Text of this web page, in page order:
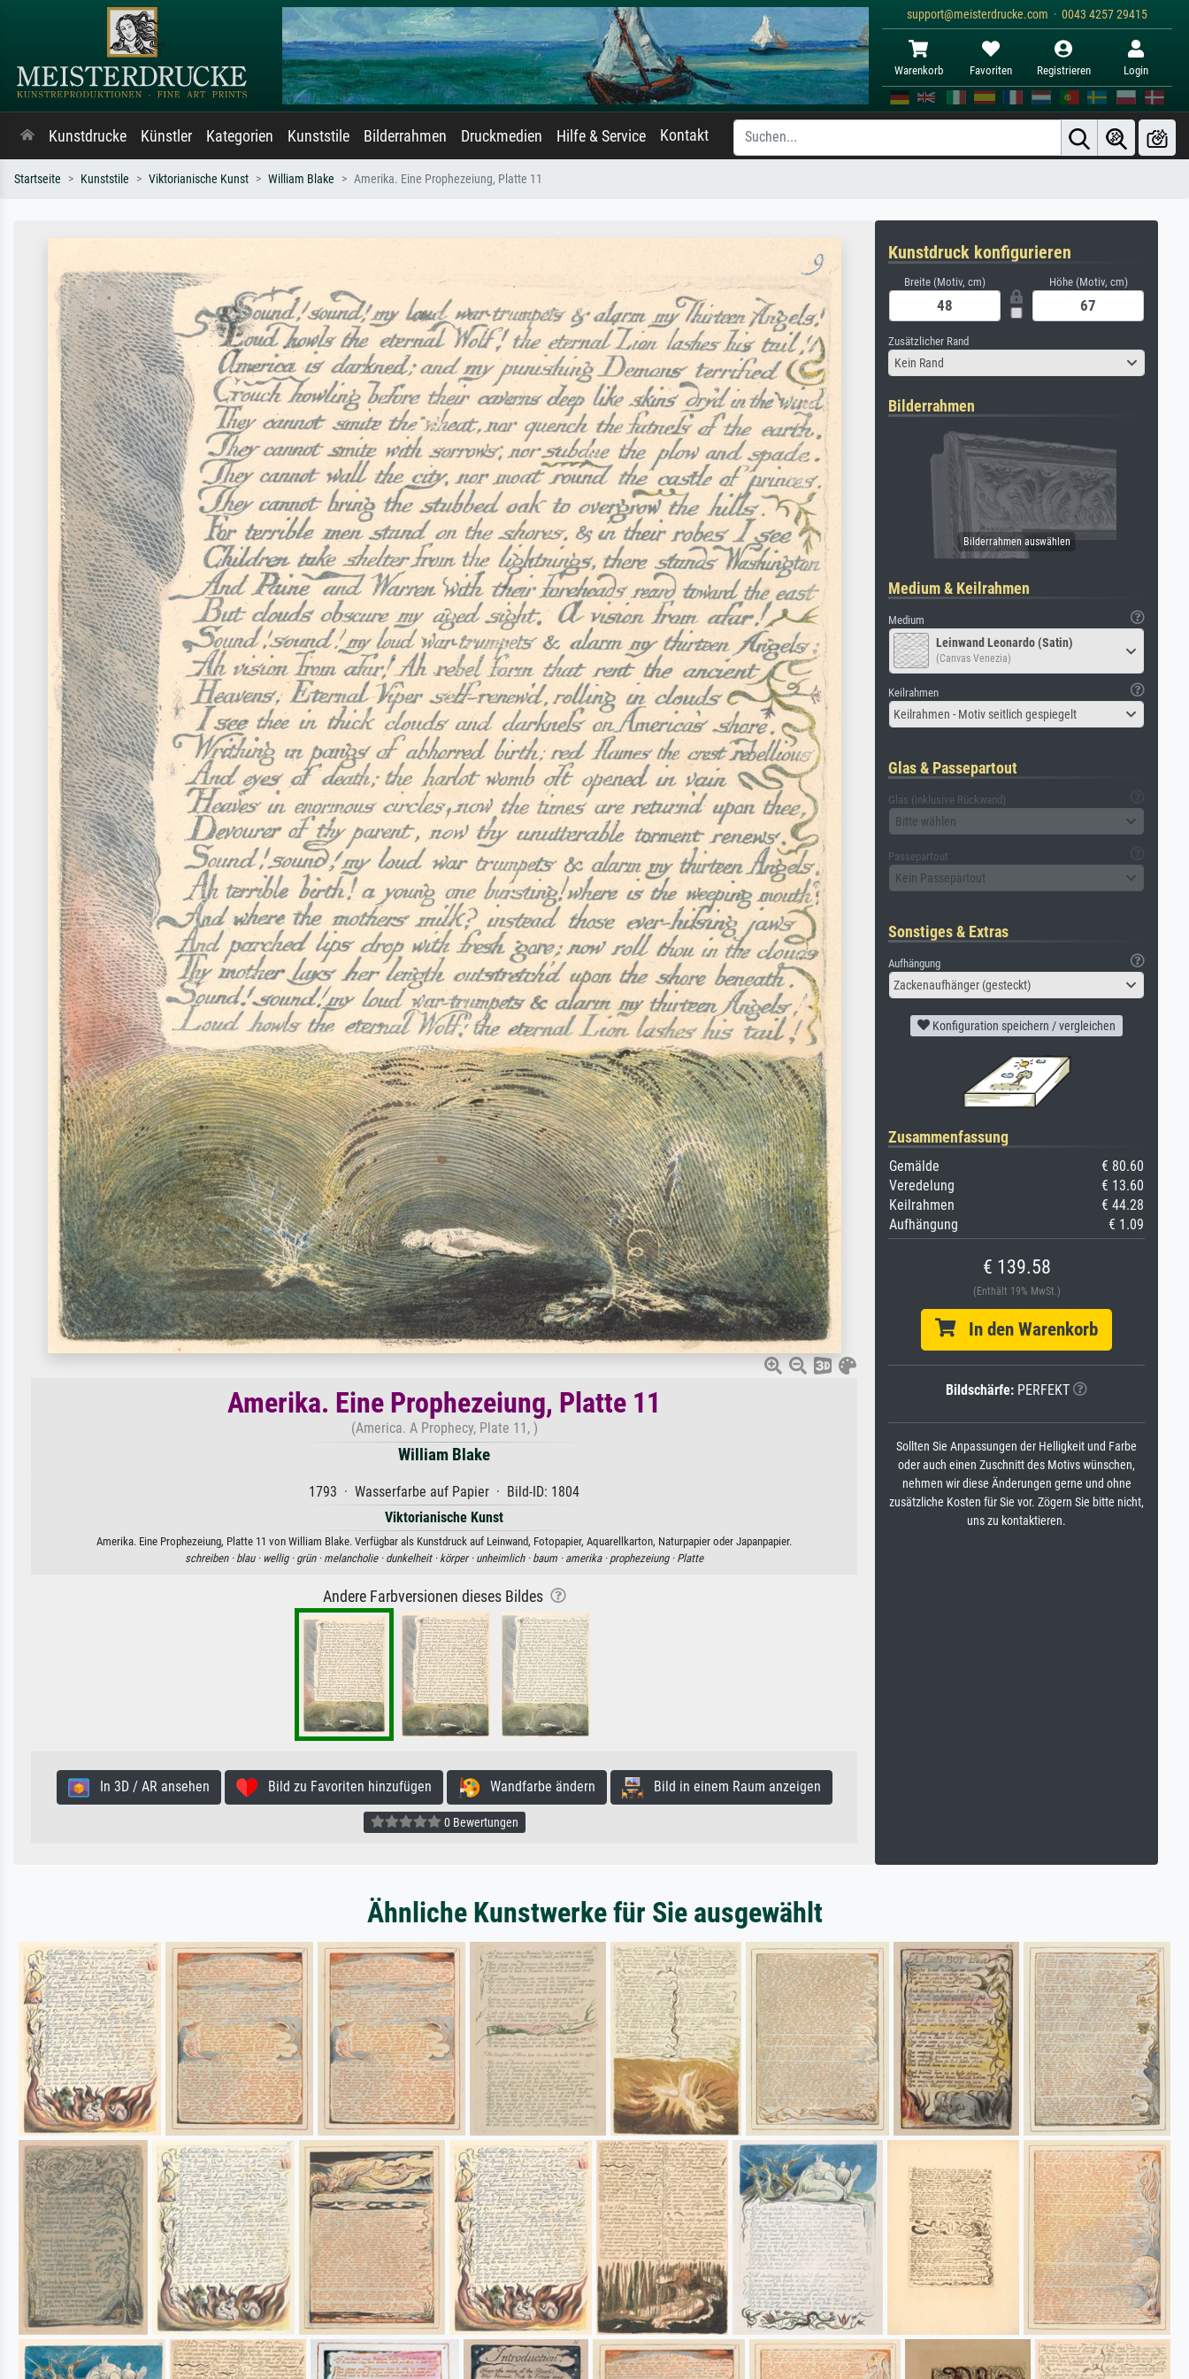
support@meisterdrucke.com · 0043 4257 29415
Warenkorb Favoriten Registrieren Login
Kunstdrucke Künstler Kategorien Kunststile Bilderrahmen Druckmedien Hilfe & Service Kontakt
Startseite Kunststile Viktorianische Kunst William Blake Amerika. Eine Prophezeiung, Platte 11
Amerika. Eine Prophezeiung, Platte 11
(America. A Prophecy, Plate 11, )
William Blake
1793 · Wasserfarbe auf Papier · Bild-ID: 1804
Viktorianische Kunst
Amerika. Eine Prophezeiung, Platte 11 von William Blake. Verfügbar als Kunstdruck auf Leinwand, Fotopapier, Aquarellkarton, Naturpapier oder Japanpapier.
schreiben · blau · wellig · grün · melancholie · dunkelheit · körper · unheimlich · baum · amerika · prophezeiung · Platte
Andere Farbversionen dieses Bildes
In 3D / AR ansehen Bild zu Favoriten hinzufügen Wandfarbe ändern Bild in einem Raum anzeigen
0 Bewertungen
Kunstdruck konfigurieren
Breite (Motiv, cm) Höhe (Motiv, cm)
Zusätzlicher Rand
Kein Rand
Bilderrahmen
Medium & Keilrahmen
Medium
Leinwand Leonardo (Satin)
(Canvas Venezia)
Keilrahmen
Keilrahmen - Motiv seitlich gespiegelt
Glas & Passepartout
Glas (inklusive Rückwand)
Bitte wählen
Passepartout
Kein Passepartout
Sonstiges & Extras
Aufhängung
Zackenaufhänger (gesteckt)
Konfiguration speichern / vergleichen
Zusammenfassung
Gemälde
€ 80.60
Veredelung
€ 13.60
Keilrahmen
€ 44.28
Aufhängung
€ 1.09
€ 139.58
(Enthält 19% MwSt.)
In den Warenkorb
Bildschärfe: PERFEKT
Sollten Sie Anpassungen der Helligkeit und Farbe
oder auch einen Zuschnitt des Motivs wünschen,
nehmen wir diese Änderungen gerne und ohne
zusätzliche Kosten für Sie vor. Zögern Sie bitte nicht,
uns zu kontaktieren.
Ähnliche Kunstwerke für Sie ausgewählt